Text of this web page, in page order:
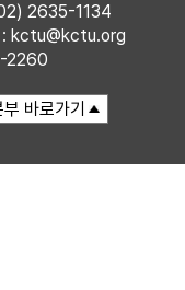
2635-1134
kctu@kctu.org
2260